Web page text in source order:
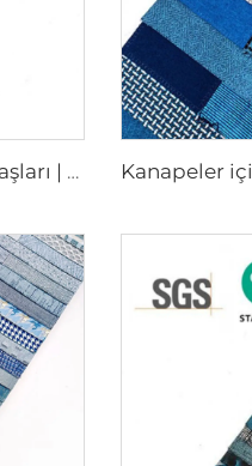
Luks Yatak Yastıkları ve Perde Kumaşları | Dekoratif Atkı Yastıkları